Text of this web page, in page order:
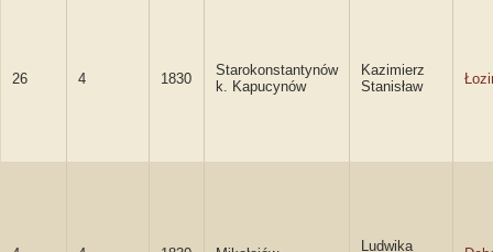
26 4 1830
Starokonstantynów
k. Kapucynów
Kazimierz
Stanisław
Ludwika